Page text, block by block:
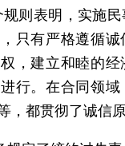
规则表明，实施
只有严格遵循诚
，建立和睦的经
行。在合同领域
，都贯彻了诚信原